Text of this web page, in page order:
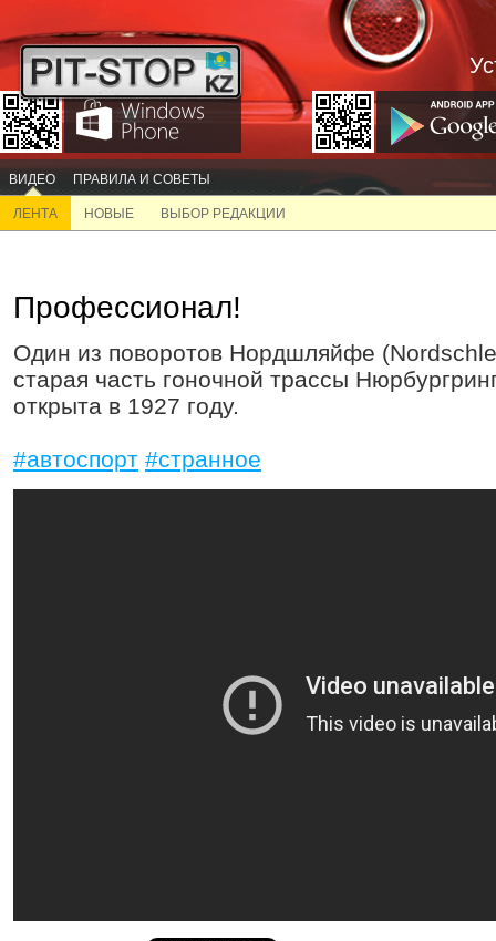
ВИДЕО ПРАВИЛА И СОВЕТЫ
ЛЕНТА НОВЫЕ ВЫБОР РЕДАКЦИИ
Профессионал!
Один из поворотов Нордшляйфе
старая часть гоночной трассы
открыта в 1927 году.
#автоспорт #странное